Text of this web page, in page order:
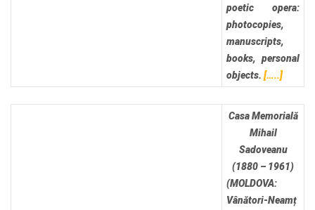
poetic opera:
photocopies,
manuscripts,
books, personal
objects. […..]
Casa Memorială
Mihail
Sadoveanu
(1880 – 1961)
(MOLDOVA:
Vânători-Neamț